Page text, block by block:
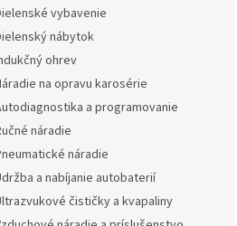
vybavenie
nábytok
ohrev
na opravu karosérie
a programovanie
náradie
náradie
a nabíjanie autobaterií
čističky a kvapaliny